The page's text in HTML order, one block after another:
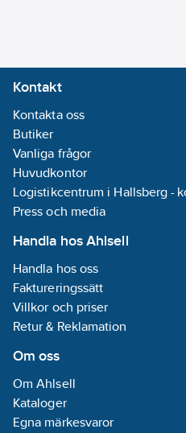
Kontakt
Kontakta oss
Butiker
Vanliga frågor
Huvudkontor
Logistikcentrum i Hallsberg -
Press och media
Handla hos Ahlsell
Handla hos oss
Faktureringssätt
Villkor och priser
Retur & Reklamation
Om oss
Om Ahlsell
Kataloger
Egna märkesvaror